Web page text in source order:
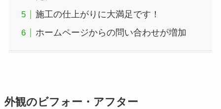
施工の仕上がりに大満足です！
ホームページからの問い合わせが増加
外観のビフォー・アフター